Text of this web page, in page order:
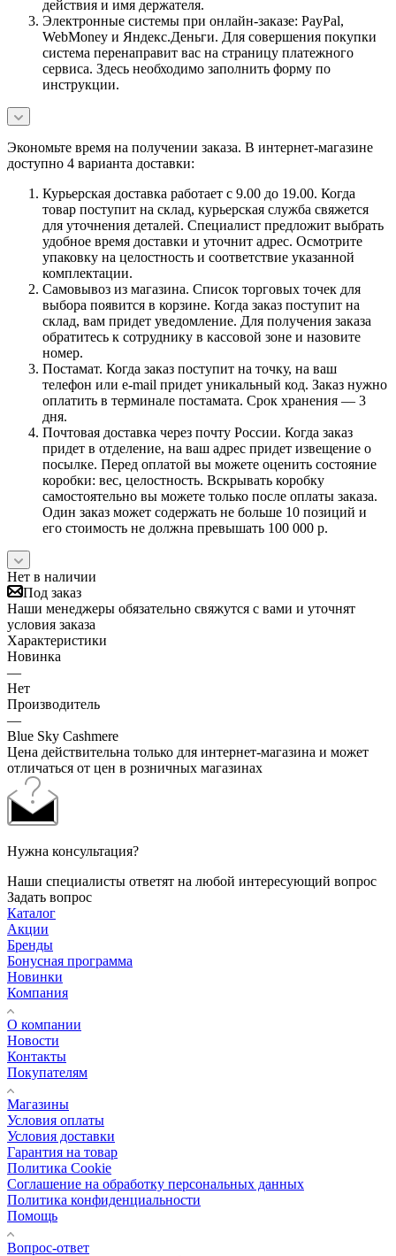
действия и имя держателя.
Электронные системы при онлайн-заказе: PayPal,
WebMoney и Яндекс.Деньги. Для совершения покупки
система перенаправит вас на страницу платежного
сервиса. Здесь необходимо заполнить форму по
инструкции.
Экономьте время на получении заказа. В интернет-магазине
доступно 4 варианта доставки:
Курьерская доставка работает с 9.00 до 19.00. Когда
товар поступит на склад, курьерская служба свяжется
для уточнения деталей. Специалист предложит выбрать
удобное время доставки и уточнит адрес. Осмотрите
упаковку на целостность и соответствие указанной
комплектации.
Самовывоз из магазина. Список торговых точек для
выбора появится в корзине. Когда заказ поступит на
склад, вам придет уведомление. Для получения заказа
обратитесь к сотруднику в кассовой зоне и назовите
номер.
Постамат. Когда заказ поступит на точку, на ваш
телефон или e-mail придет уникальный код. Заказ нужно
оплатить в терминале постамата. Срок хранения — 3
дня.
Почтовая доставка через почту России. Когда заказ
придет в отделение, на ваш адрес придет извещение о
посылке. Перед оплатой вы можете оценить состояние
коробки: вес, целостность. Вскрывать коробку
самостоятельно вы можете только после оплаты заказа.
Один заказ может содержать не больше 10 позиций и
его стоимость не должна превышать 100 000 р.
Нет в наличии
Под заказ
Наши менеджеры обязательно свяжутся с вами и уточнят
условия заказа
Характеристики
Новинка
—
Нет
Производитель
—
Blue Sky Cashmere
Цена действительна только для интернет-магазина и может
отличаться от цен в розничных магазинах
Нужна консультация?
Наши специалисты ответят на любой интересующий вопрос
Задать вопрос
Каталог
Акции
Бренды
Бонусная программа
Новинки
Компания
О компании
Новости
Контакты
Покупателям
Магазины
Условия оплаты
Условия доставки
Гарантия на товар
Политика Cookie
Соглашение на обработку персональных данных
Политика конфиденциальности
Помощь
Вопрос-ответ